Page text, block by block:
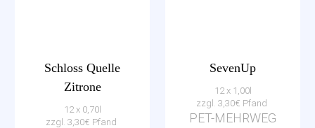
Schloss Quelle
Zitrone
12 x 0,70l
zzgl. 3,30€ Pfand
SevenUp
12 x 1,00l
zzgl. 3,30€ Pfand
PET-MEHRWEG